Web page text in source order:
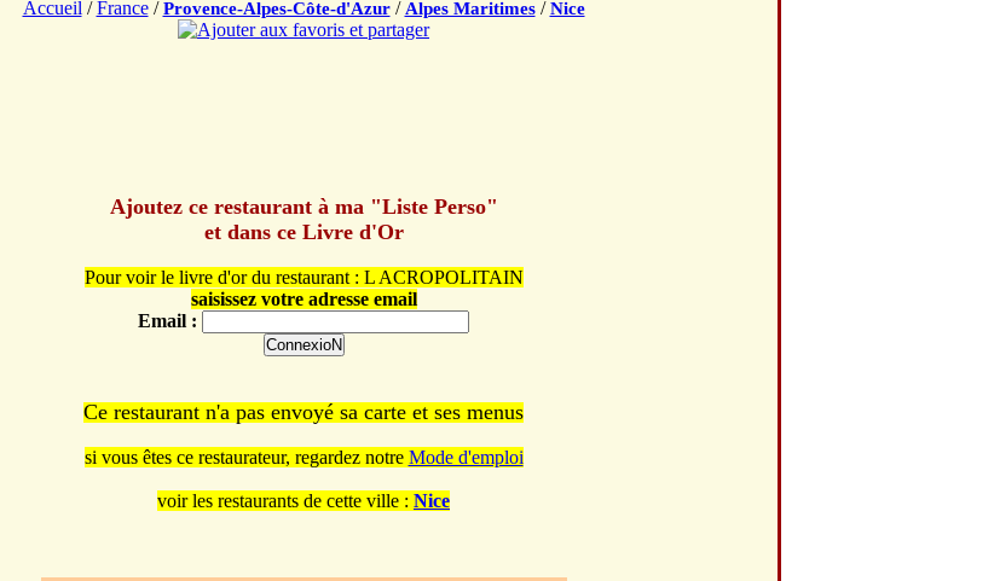
Accueil /France/Provence-Alpes-Côte-d'Azur/ Alpes Maritimes/Nice
Ajoutez ce restaurant à ma "Liste Perso"
et dans ce Livre d'Or
Pour voir le livre d'or du restaurant : L ACROPOLITAIN
saisissez votre adresse email
Email :
Ce restaurant n'a pas envoyé sa carte et ses menus
si vous êtes ce restaurateur, regardez notre Mode d'emploi
voir les restaurants de cette ville : Nice